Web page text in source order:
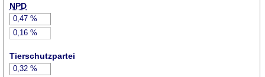
NPD
0,47 %
0,16 %
Tierschutzpartei
0,32 %